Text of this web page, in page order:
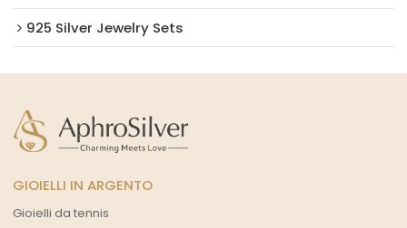
925 Silver Jewelry Sets
GIOIELLI IN ARGENTO
Gioielli da tennis